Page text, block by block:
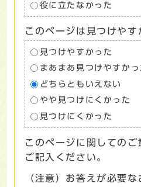
役に立たなかった
このページは見つけやす
見つけやすかった
まあまあ見つけやすかっ
どちらともいえない
やや見つけにくかった
見つけにくかった
このページに関してのご
ご記入ください。
（注意）お答えが必要